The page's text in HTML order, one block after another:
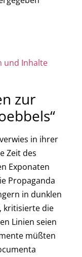
und Inhalte
zur
in ihrer
Zeit des
Exponaten
Propaganda
in dunklen
kritisierte die
Linien seien
müßten